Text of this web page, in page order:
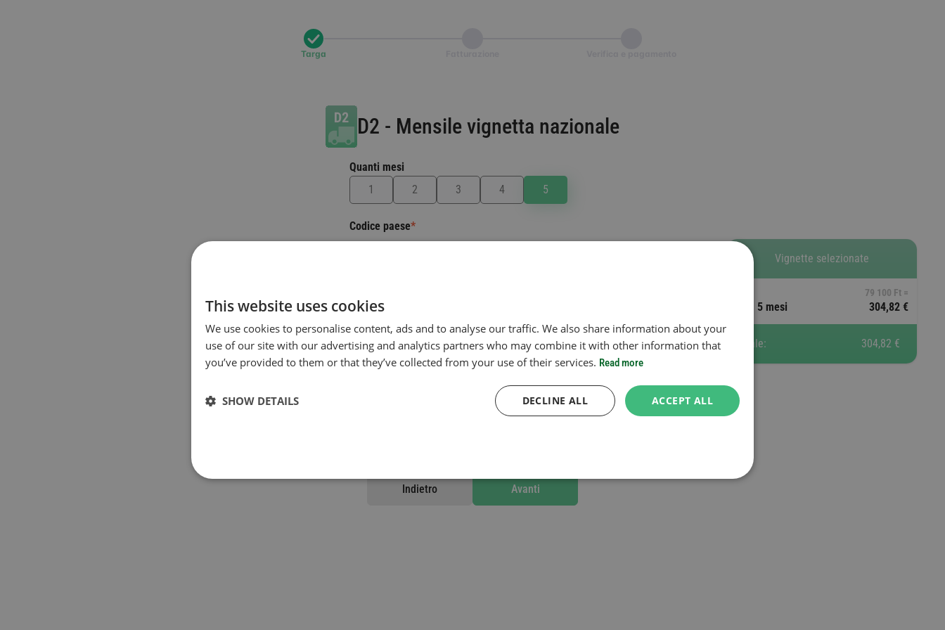
Targa
D2 - Mensile vignetta nazionale
Quanti mesi
Codice paese*
Numero di targa
Periodo di validità
Vignette selezionate
79 100 Ft =
D2 - 5 mesi 304,82 €
Totale: 304,82 €
Indietro Avanti
This website uses cookies
We use cookies to personalise content, ads and to analyse our traffic. We also share information about your
use of our site with our advertising and analytics partners who may combine it with other information that
you’ve provided to them or that they’ve collected from your use of their services. Read more
ACCEPT ALL
DECLINE ALL
SHOW DETAILS